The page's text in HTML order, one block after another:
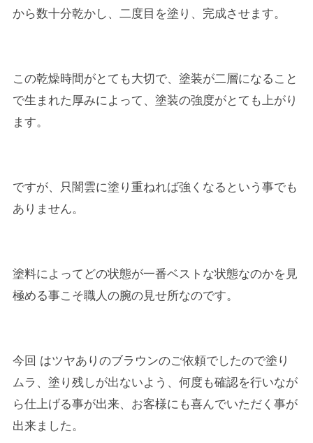
から数十分乾かし、二度目を塗り、完成させます。
この乾燥時間がとても大切で、塗装が二層になること
で生まれた厚みによって、塗装の強度がとても上がり
ます。
ですが、只闇雲に塗り重ねれば強くなるという事でも
ありません。
塗料によってどの状態が一番ベストな状態なのかを見
極める事こそ職人の腕の見せ所なのです。
今回 はツヤありのブラウンのご依頼でしたので塗り
ムラ、塗り残しが出ないよう、何度も確認を行いなが
ら仕上げる事が出来、お客様にも喜んでいただく事が
出来ました。